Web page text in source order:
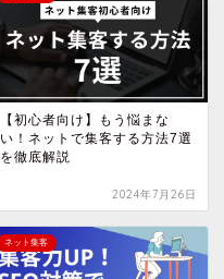
【初心者向け】もう悩まな
い！ネットで集客する方法7選
を徹底解説
2024年7月26日
ネット集客